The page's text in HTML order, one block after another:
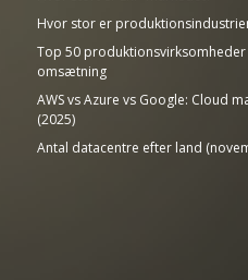
Hvor stor er
Top 50
omsætning
AWS vs Azure vs Google: Cloud
(2025)
Antal datacentre efter land